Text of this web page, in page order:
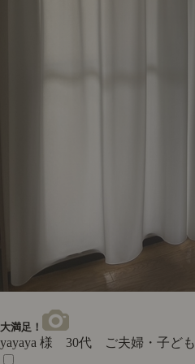
大満足！
yayaya 様 30代 ご夫婦・子ども